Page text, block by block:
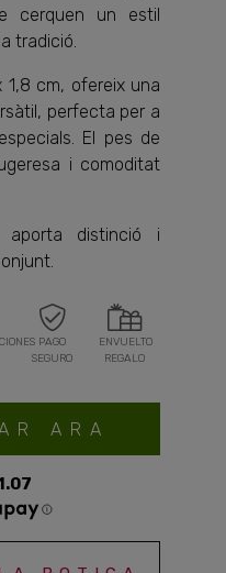
cerquen un estil
tradició.
1,8 cm, ofereix una
perfecta per a
El pes de
i comoditat
aporta distinció i
PAGO
SEGURO
ENVUELTO
REGALO
ARA